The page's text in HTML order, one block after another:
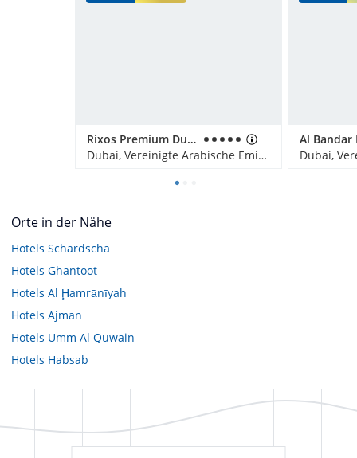
Rixos Premium Dubai JBR
Dubai, Vereinigte Arabische Emirate
Orte in der Nähe
Hotels Schardscha
Hotels Ghantoot
Hotels Al Ḩamrānīyah
Hotels Ajman
Hotels Umm Al Quwain
Hotels Habsab